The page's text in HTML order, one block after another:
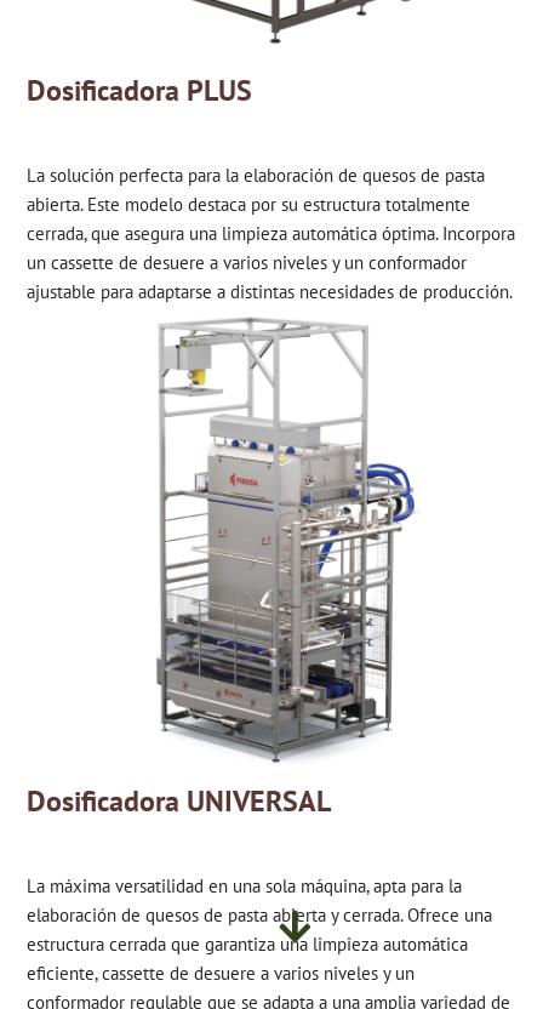
Dosificadora PLUS
La solución perfecta para la elaboración de quesos de pasta
abierta. Este modelo destaca por su estructura totalmente
cerrada, que asegura una limpieza automática óptima. Incorpora
un cassette de desuere a varios niveles y un conformador
ajustable para adaptarse a distintas necesidades de producción.
Dosificadora UNIVERSAL
La máxima versatilidad en una sola máquina, apta para la
elaboración de quesos de pasta abierta y cerrada. Ofrece una
estructura cerrada que garantiza una limpieza automática
eficiente, cassette de desuere a varios niveles y un
conformador regulable que se adapta a una amplia variedad de